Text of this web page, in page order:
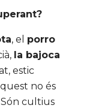
, el porro
la bajoca
estic
no és
Són cultius